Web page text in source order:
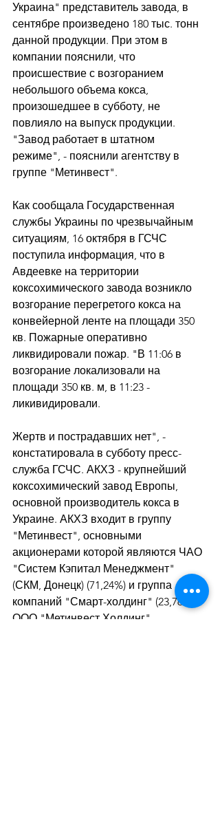
Украина" представитель завода, в
сентябре произведено 180 тыс. тонн
данной продукции. При этом в
компании пояснили, что
происшествие с возгоранием
небольшого объема кокса,
произошедшее в субботу, не
повлияло на выпуск продукции.
"Завод работает в штатном
режиме", - пояснили агентству в
группе "Метинвест".
Как сообщала Государственная
службы Украины по чрезвычайным
ситуациям, 16 октября в ГСЧС
поступила информация, что в
Авдеевке на территории
коксохимического завода возникло
возгорание перегретого кокса на
конвейерной ленте на площади 350
кв. Пожарные оперативно
ликвидировали пожар. "В 11:06 в
возгорание локализовали на
площади 350 кв. м, в 11:23 -
ликивидировали.
Жертв и пострадавших нет", -
констатировала в субботу пресс-
служба ГСЧС. АКХЗ - крупнейший
коксохимический завод Европы,
основной производитель кокса в
Украине. АКХЗ входит в группу
"Метинвест", основными
акционерами которой являются ЧАО
"Систем Кэпитал Менеджмент"
(СКМ, Донецк) (71,24%) и группа
компаний "Смарт-холдинг" (23,76%).
ООО "Метинвест Холдинг" -